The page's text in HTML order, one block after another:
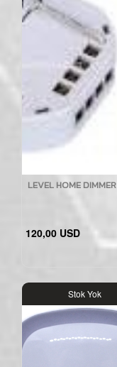
LEVEL HOME DIMMER
120,00 USD
Stok Yok